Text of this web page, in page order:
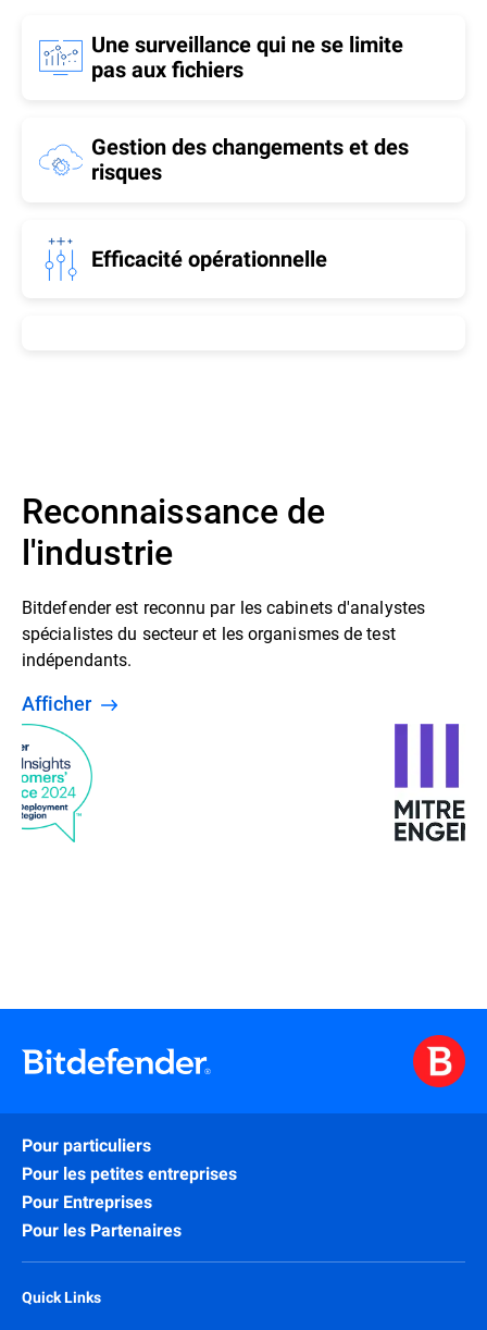
Une surveillance qui ne se limite
pas aux fichiers
Gestion des changements et des
risques
Efficacité opérationnelle
Reconnaissance de
l'industrie
Bitdefender est reconnu par les cabinets d'analystes
spécialistes du secteur et les organismes de test
indépendants.
Afficher
Pour particuliers
Pour les petites entreprises
Pour Entreprises
Pour les Partenaires
Quick Links